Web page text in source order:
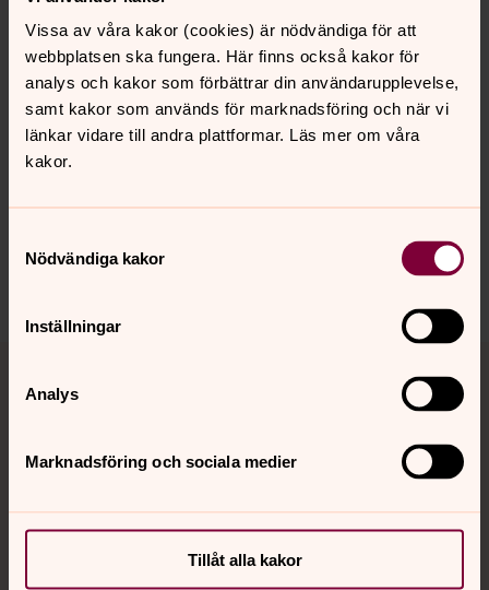
Vissa av våra kakor (cookies) är nödvändiga för att
webbplatsen ska fungera. Här finns också kakor för
analys och kakor som förbättrar din användarupplevelse,
samt kakor som används för marknadsföring och när vi
länkar vidare till andra plattformar. Läs mer om våra
kakor.
Nödvändiga kakor
Inställningar
Analys
Marknadsföring och sociala medier
Tillåt alla kakor
Synpunkter eller frågor på sidans
innehåll?
kungsbacka.pastorat@svenskakyrkan.se
Kontakt